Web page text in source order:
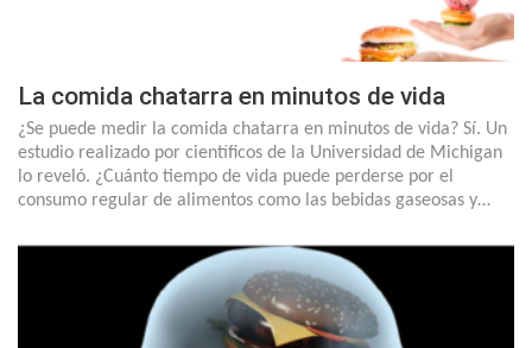
La comida chatarra en minutos de vida
¿Se puede medir la comida chatarra en minutos de vida? Sí. Un
estudio realizado por científicos de la Universidad de Michigan
lo reveló. ¿Cuánto tiempo de vida puede perderse por el
consumo regular de alimentos como las bebidas gaseosas y…